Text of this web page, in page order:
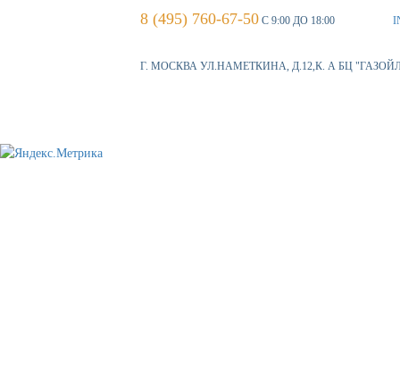
8 (495) 760-67-50 С 9:00 ДО 18:00
Г. МОСКВА УЛ.НАМЕТКИНА, Д.12,К. А БЦ